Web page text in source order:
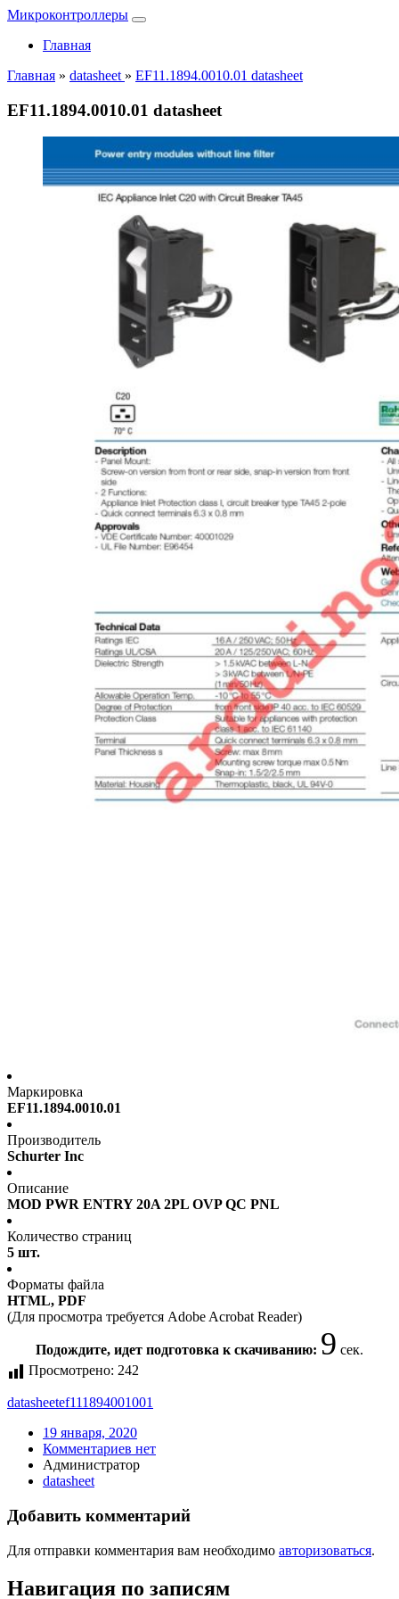
Микроконтроллеры
Главная
Главная » datasheet » EF11.1894.0010.01 datasheet
EF11.1894.0010.01 datasheet
Маркировка
EF11.1894.0010.01
Производитель
Schurter Inc
Описание
MOD PWR ENTRY 20A 2PL OVP QC PNL
Количество страниц
5 шт.
Форматы файла
HTML, PDF
(Для просмотра требуется Adobe Acrobat Reader)
Подождите, идет подготовка к скачиванию: 9 сек.
Просмотрено: 242
datasheetef111894001001
19 января, 2020
Комментариев нет
Администратор
datasheet
Добавить комментарий
Для отправки комментария вам необходимо авторизоваться.
Навигация по записям